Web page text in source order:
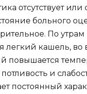
отсутствует или
больного
По
легкий кашель, во
повышается
и
постоянный